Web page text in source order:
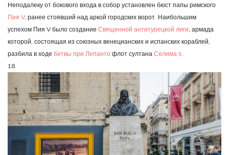
Неподалеку от бокового входа в собор установлен бюст папы римского
Пия V, ранее стоявший над аркой городских ворот. Наибольшим
успехом Пия V было создание Священной антитурецкой лиги , армада
которой, состоящая из союзных венецианских и испанских кораблей,
разбила в ходе битвы при Лепанто флот султана Селима II
18.